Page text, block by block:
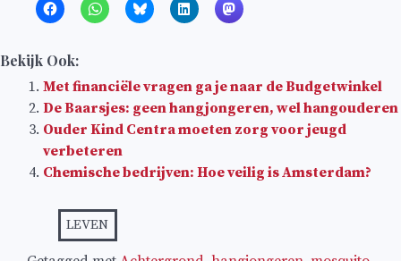
Bekijk Ook:
Met financiële vragen ga je naar de Budgetwinkel
De Baarsjes: geen hangjongeren, wel hangouderen
Ouder Kind Centra moeten zorg voor jeugd
verbeteren
Chemische bedrijven: Hoe veilig is Amsterdam?
LEVEN